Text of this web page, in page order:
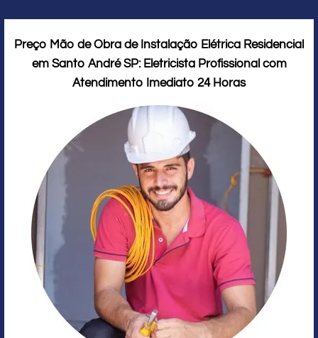
Preço Mão de Obra de Instalação Elétrica Residencial
em Santo André SP: Eletricista Profissional com
Atendimento Imediato 24 Horas